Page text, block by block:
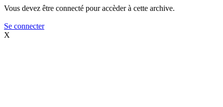
Vous devez être connecté pour accèder à cette archive.
Se connecter
X